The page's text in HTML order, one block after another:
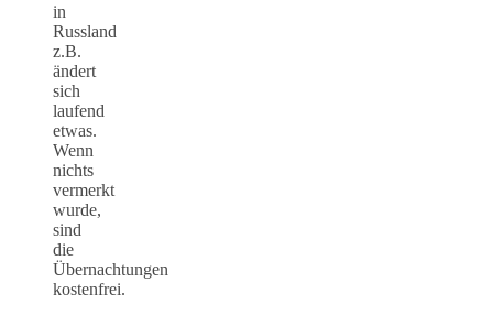
in
Russland
z.B.
ändert
sich
laufend
etwas.
Wenn
nichts
vermerkt
wurde,
sind
die
Übernachtungen
kostenfrei.